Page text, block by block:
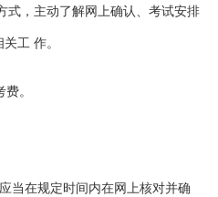
式，主动了解网上确认、考试安排
工 作。
。
当在规定时间内在网上核对并确